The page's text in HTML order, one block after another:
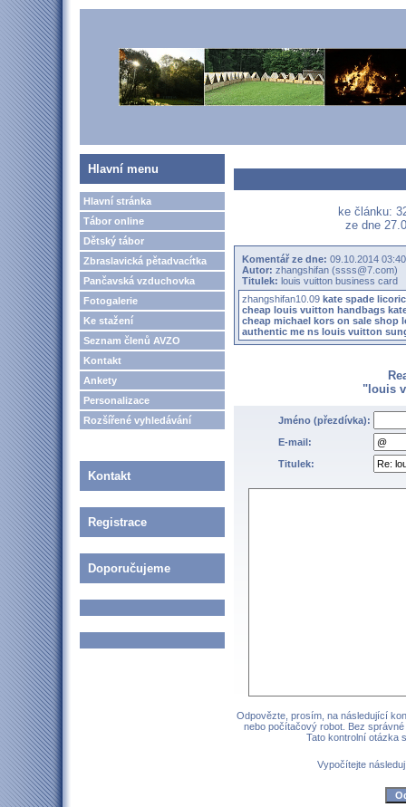
Hlavní menu
Hlavní stránka
Tábor online
Dětský tábor
Zbraslavická pětadvacítka
Pančavská vzduchovka
Fotogalerie
Ke stažení
Seznam členů AVZO
Kontakt
Ankety
Personalizace
Rozšířené vyhledávání
Kontakt
Registrace
Doporučujeme
ke článku:
ze dne
Komentář ze dne: 09.10.2014
Autor: zhangshifan (ssss@7.com)
Titulek: louis vuitton business card
zhangshifan10.09 kate spade
cheap louis vuitton handbags
cheap michael kors on sale shop
authentic me ns louis vuitton
"louis
Jméno (přezdívka):
E-mail:
Titulek:
Odpovězte, prosím, na následující
nebo počítačový robot. Bez
Tato kontrolní otázka
Vypočítejte